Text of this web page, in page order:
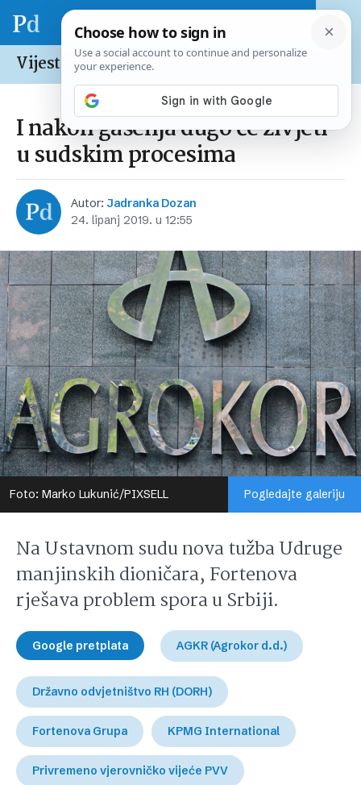
Vijesti /Hrvatska
I nakon gašenja dugo će živjeti
u sudskim procesima
Autor: Jadranka Dozan
24. lipanj 2019. u 12:55
Foto: Marko Lukunić/PIXSELL Pogledajte galeriju
Na Ustavnom sudu nova tužba Udruge
manjinskih dioničara, Fortenova
rješava problem spora u Srbiji.
Google pretplata AGKR (Agrokor d.d.)
Državno odvjetništvo RH (DORH)
Fortenova Grupa KPMG International
Privremeno vjerovničko vijeće PVV